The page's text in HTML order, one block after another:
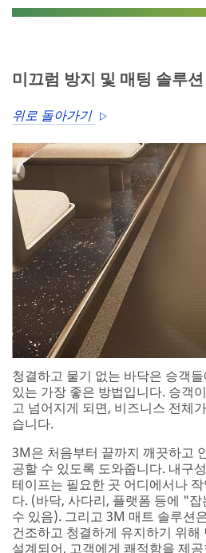
미끄럼 방지 및 매팅 솔루션
위로 돌아가기
청결하고 물기 없는 바닥은 승객
있는 가장 좋은 방법입니다. 승객
고 넘어지게 되면, 비즈니스 전체
습니다.
3M은 처음부터 끝까지 깨끗하고
공할 수 있도록 도와줍니다. 내구
테이프는 필요한 곳 ​​어디에서나
다. (바닥, 사다리, 플랫폼 등에 "
수 있음). 그리고 3M 매트 솔루션
건조하고 청결하게 유지하기 위
설계되어, 고객에게 쾌적함을 제